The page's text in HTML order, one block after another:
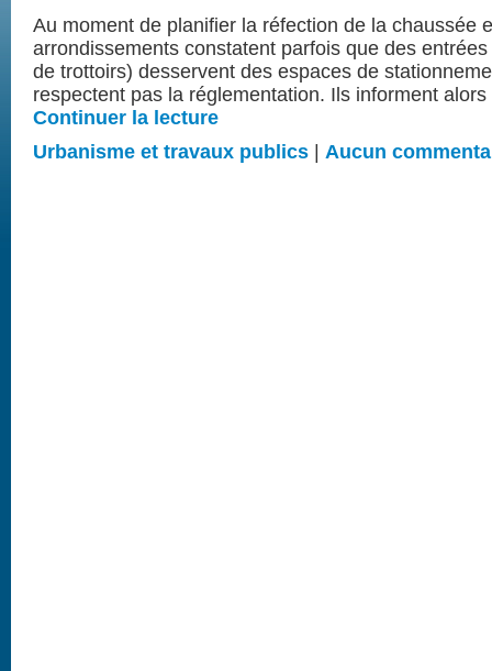
Au moment de planifier la réfection de la chaussée
arrondissements constatent parfois que des
de trottoirs) desservent des espaces de
respectent pas la réglementation. Ils informent
Continuer la lecture
Urbanisme et travaux publics
Aucun